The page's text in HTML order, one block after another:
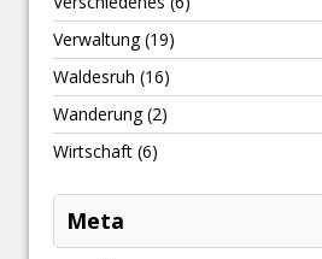
Verwaltung(19)
Waldesruh (16)
Wanderung(2)
Wirtschaft (6)
Meta